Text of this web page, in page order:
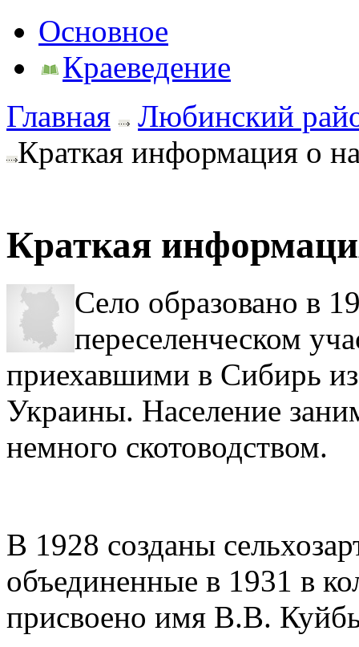
Основное
Краеведение
Главная
Любинский
Краткая информация о
Краткая
Село образовано в
переселенческом
приехавшими в Сибирь
Украины. Население
немного скотоводством.
В 1928 созданы
объединенные в 1931 в
присвоено имя В.В.